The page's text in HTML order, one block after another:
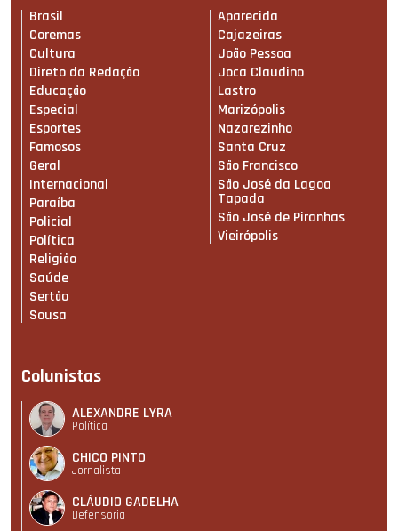
Brasil
Coremas
Cultura
Direto da Redação
Educação
Especial
Esportes
Famosos
Geral
Internacional
Paraíba
Policial
Política
Religião
Saúde
Sertão
Sousa
Aparecida
Cajazeiras
João Pessoa
Joca Claudino
Lastro
Marizópolis
Nazarezinho
Santa Cruz
São Francisco
São José da Lagoa
Tapada
São José de Piranhas
Vieirópolis
Colunistas
ALEXANDRE LYRA
Política
CHICO PINTO
Jornalista
CLÁUDIO GADELHA
Defensoria